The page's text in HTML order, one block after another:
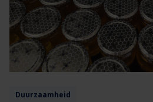
Duurzaamheid